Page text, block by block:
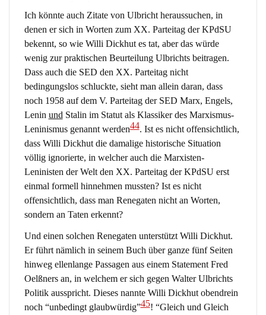
Ich könnte auch Zitate von Ulbricht heraussuchen, in
denen er sich in Worten zum XX. Parteitag der KPdSU
bekennt, so wie Willi Dickhut es tat, aber das würde
wenig zur praktischen Beurteilung Ulbrichts beitragen.
Dass auch die SED den XX. Parteitag nicht
bedingungslos schluckte, sieht man allein daran, dass
noch 1958 auf dem V. Parteitag der SED Marx, Engels,
Lenin und Stalin im Statut als Klassiker des Marxismus-
Leninismus genannt werden44. Ist es nicht offensichtlich,
dass Willi Dickhut die damalige historische Situation
völlig ignorierte, in welcher auch die Marxisten-
Leninisten der Welt den XX. Parteitag der KPdSU erst
einmal formell hinnehmen mussten? Ist es nicht
offensichtlich, dass man Renegaten nicht an Worten,
sondern an Taten erkennt?
Und einen solchen Renegaten unterstützt Willi Dickhut.
Er führt nämlich in seinem Buch über ganze fünf Seiten
hinweg ellenlange Passagen aus einem Statement Fred
Oelßners an, in welchem er sich gegen Walter Ulbrichts
Politik ausspricht. Dieses nannte Willi Dickhut obendrein
noch “unbedingt glaubwürdig”45! “Gleich und Gleich